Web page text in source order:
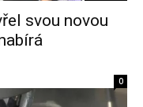
svou novou
0